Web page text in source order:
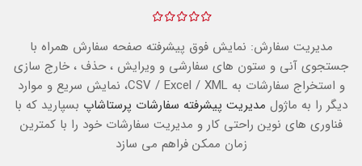
مدیریت سفارش: نمایش فوق پیشرفته صفحه سفارش همراه با
جستجوی آنی و ستون های سفارشی و ویرایش ، حذف ، خارج سازی
و استخراج سفارشات به CSV / Excel / XML، نمایش سریع و موارد
دیگر را به ماژول مدیریت پیشرفته سفارشات پرستاشاپ بسپارید که با
فناوری های نوین راحتی کار و مدیریت سفارشات خود را با کمترین
زمان ممکن فراهم می سازد